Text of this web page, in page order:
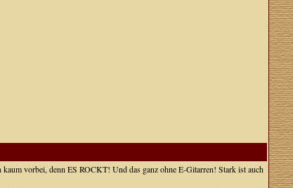
kaum vorbei, denn ES ROCKT! Und das ganz ohne E-Gitarren! Stark ist auch